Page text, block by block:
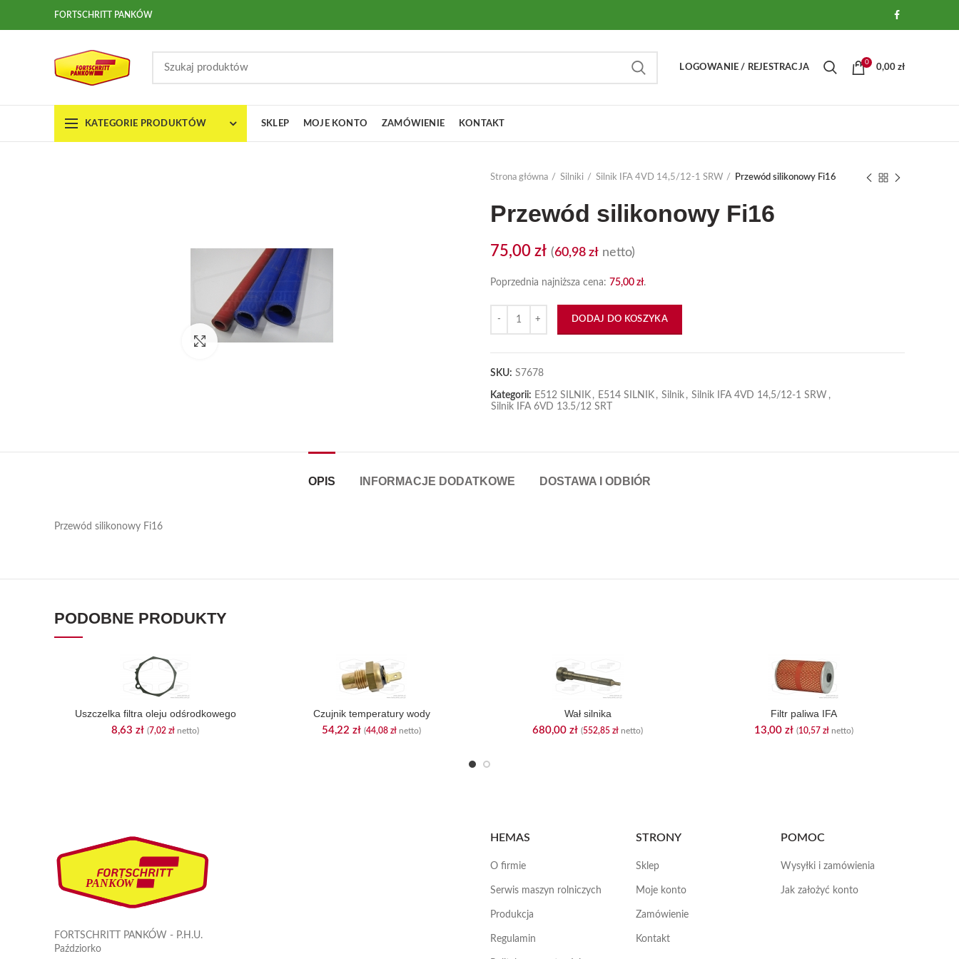
FORTSCHRITT PANKÓW
LOGOWANIE / REJESTRACJA
0
0,00 zł
KATEGORIE PRODUKTÓW SKLEP MOJE KONTO ZAMÓWIENIE KONTAKT
Kliknij, aby powiększyć
Strona główna Silniki Silnik IFA 4VD 14,5/12-1 SRW Przewód silikonowy Fi16
Przewód silikonowy Fi16
75,00 zł (60,98 zł netto)
Poprzednia najniższa cena: 75,00 zł.
DODAJ DO KOSZYKA
SKU: S7678
Kategorii: E512 SILNIK , E514 SILNIK , Silnik , Silnik IFA 4VD 14,5/12-1 SRW ,
Silnik IFA 6VD 13.5/12 SRT
OPIS INFORMACJE DODATKOWE DOSTAWA I ODBIÓR
Przewód silikonowy Fi16
PODOBNE PRODUKTY
Uszczelka filtra oleju odśrodkowego
8,63 zł (7,02 zł netto)
Czujnik temperatury wody
54,22 zł (44,08 zł netto)
Wał silnika
680,00 zł (552,85 zł netto)
Filtr paliwa IFA
13,00 zł (10,57 zł netto)
FORTSCHRITT PANKÓW - P.H.U.
Paździorko
HEMAS
O firmie
Serwis maszyn rolniczych
Produkcja
Regulamin
STRONY
Sklep
Moje konto
Zamówienie
Kontakt
POMOC
Wysyłki i zamówienia
Jak założyć konto